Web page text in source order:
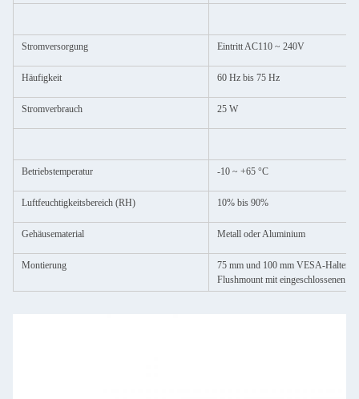
Stromversorgung Eintritt AC110 ~ 240V
Häufigkeit 60 Hz bis 75 Hz
Stromverbrauch 25 W
Betriebstemperatur -10 ~ +65 °C
Luftfeuchtigkeitsbereich (RH) 10% bis 90%
Gehäusematerial Metall oder Aluminium
Montierung
75 mm und 100 mm VESA-
Flushmount mit eingeschlossenen